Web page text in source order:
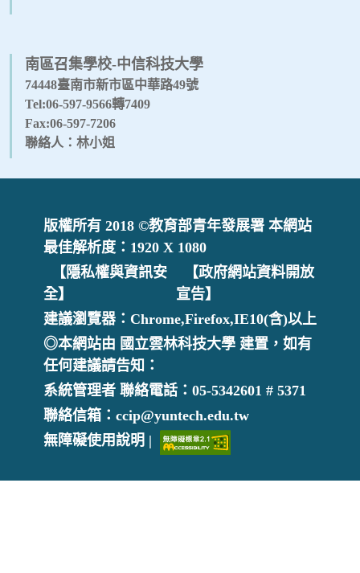
南區召集學校-中信科技大學
74448臺南市新市區中華路49號
Tel:06-597-9566轉7409
Fax:06-597-7206
聯絡人：林小姐
版權所有 2018 ©教育部青年發展署 本網站
最佳解析度：1920 X 1080
【隱私權與資訊安
全】
【政府網站資料開放
宣告】
建議瀏覽器：Chrome,Firefox,IE10(含)以上
◎本網站由 國立雲林科技大學 建置，如有
任何建議請告知：
系統管理者 聯絡電話：05-5342601 # 5371
聯絡信箱：ccip@yuntech.edu.tw
無障礙使用說明 |